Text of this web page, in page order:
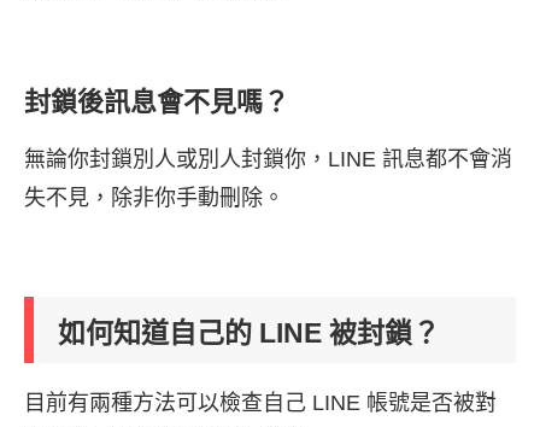
封鎖後訊息會不見嗎？
無論你封鎖別人或別人封鎖你，LINE 訊息都不會消
失不見，除非你手動刪除。
如何知道自己的 LINE 被封鎖？
目前有兩種方法可以檢查自己 LINE 帳號是否被對